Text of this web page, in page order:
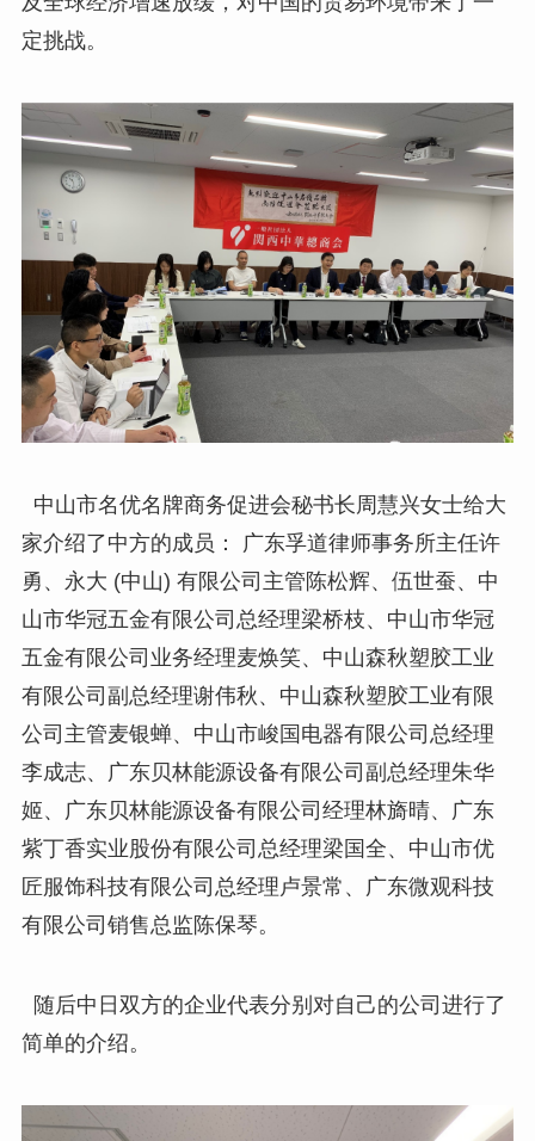
定挑战。
中山市名优名牌商务促进会秘书长周慧兴女士给大
家介绍了中方的成员： 广东孚道律师事务所主任许
勇、永大 (中山) 有限公司主管陈松辉、伍世蚕、中
山市华冠五金有限公司总经理梁桥枝、中山市华冠
五金有限公司业务经理麦焕笑、中山森秋塑胶工业
有限公司副总经理谢伟秋、中山森秋塑胶工业有限
公司主管麦银蝉、中山市峻国电器有限公司总经理
李成志、广东贝林能源设备有限公司副总经理朱华
姬、广东贝林能源设备有限公司经理林旖晴、广东
紫丁香实业股份有限公司总经理梁国全、中山市优
匠服饰科技有限公司总经理卢景常、广东微观科技
有限公司销售总监陈保琴。
随后中日双方的企业代表分别对自己的公司进行了
简单的介绍。